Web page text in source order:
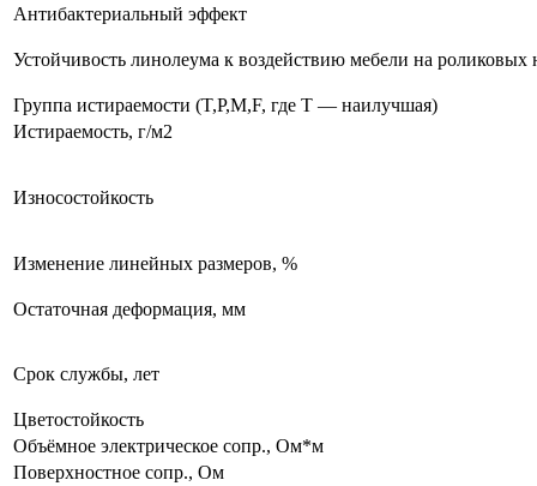
Антибактериальный эффект
Устойчивость линолеума к воздействию мебели на роликовых
Группа истираемости (T,P,M,F, где T — наилучшая)
Истираемость, г/м2
Износостойкость
Изменение линейных размеров, %
Остаточная деформация, мм
Срок службы, лет
Цветостойкость
Объёмное электрическое сопр., Ом*м
Поверхностное сопр., Ом